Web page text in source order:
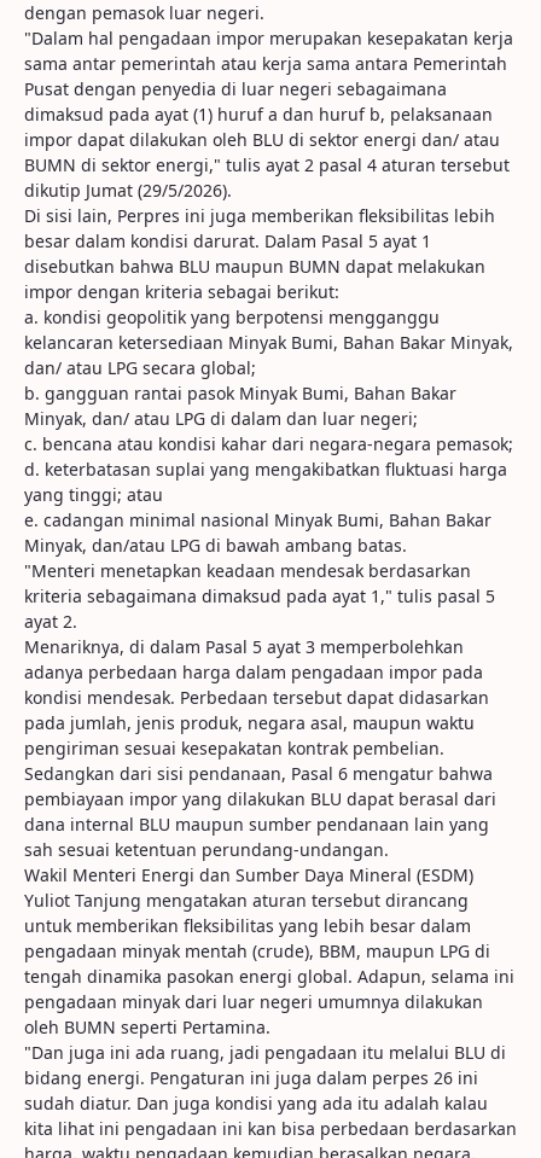
dengan pemasok luar negeri.
"Dalam hal pengadaan impor merupakan kesepakatan kerja
sama antar pemerintah atau kerja sama antara Pemerintah
Pusat dengan penyedia di luar negeri sebagaimana
dimaksud pada ayat (1) huruf a dan huruf b, pelaksanaan
impor dapat dilakukan oleh BLU di sektor energi dan/ atau
BUMN di sektor energi," tulis ayat 2 pasal 4 aturan tersebut
dikutip Jumat (29/5/2026).
Di sisi lain, Perpres ini juga memberikan fleksibilitas lebih
besar dalam kondisi darurat. Dalam Pasal 5 ayat 1
disebutkan bahwa BLU maupun BUMN dapat melakukan
impor dengan kriteria sebagai berikut:
a. kondisi geopolitik yang berpotensi mengganggu
kelancaran ketersediaan Minyak Bumi, Bahan Bakar Minyak,
dan/ atau LPG secara global;
b. gangguan rantai pasok Minyak Bumi, Bahan Bakar
Minyak, dan/ atau LPG di dalam dan luar negeri;
c. bencana atau kondisi kahar dari negara-negara pemasok;
d. keterbatasan suplai yang mengakibatkan fluktuasi harga
yang tinggi; atau
e. cadangan minimal nasional Minyak Bumi, Bahan Bakar
Minyak, dan/atau LPG di bawah ambang batas.
"Menteri menetapkan keadaan mendesak berdasarkan
kriteria sebagaimana dimaksud pada ayat 1," tulis pasal 5
ayat 2.
Menariknya, di dalam Pasal 5 ayat 3 memperbolehkan
adanya perbedaan harga dalam pengadaan impor pada
kondisi mendesak. Perbedaan tersebut dapat didasarkan
pada jumlah, jenis produk, negara asal, maupun waktu
pengiriman sesuai kesepakatan kontrak pembelian.
Sedangkan dari sisi pendanaan, Pasal 6 mengatur bahwa
pembiayaan impor yang dilakukan BLU dapat berasal dari
dana internal BLU maupun sumber pendanaan lain yang
sah sesuai ketentuan perundang-undangan.
Wakil Menteri Energi dan Sumber Daya Mineral (ESDM)
Yuliot Tanjung mengatakan aturan tersebut dirancang
untuk memberikan fleksibilitas yang lebih besar dalam
pengadaan minyak mentah (crude), BBM, maupun LPG di
tengah dinamika pasokan energi global. Adapun, selama ini
pengadaan minyak dari luar negeri umumnya dilakukan
oleh BUMN seperti Pertamina.
"Dan juga ini ada ruang, jadi pengadaan itu melalui BLU di
bidang energi. Pengaturan ini juga dalam perpes 26 ini
sudah diatur. Dan juga kondisi yang ada itu adalah kalau
kita lihat ini pengadaan ini kan bisa perbedaan berdasarkan